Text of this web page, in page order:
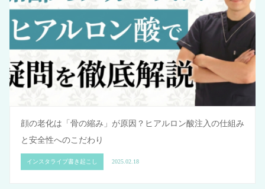
顔の老化は「骨の縮み」が原因？ヒアルロン酸注入の仕組み
と安全性へのこだわり
インスタライブ書き起こし 2025.02.18